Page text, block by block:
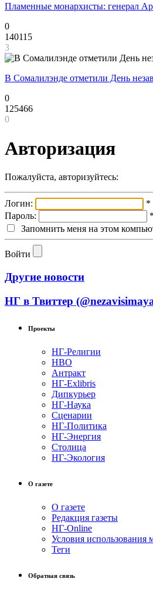
Пламенные монархисты: генерал
0
140115
3
В Сомалилэнде отметили День
0
125466
0
Авторизация
Пожалуйста, авторизуйтесь:
Логин:
*
Пароль:
*
Запомнить меня на этом
Войти
Другие новости
НГ в Твиттер
Проекты
НГ-Религии
НВО
Антракт
НГ-Exlibris
Дипкурьер
НГ-Наука
Сценарии
НГ-Политика
НГ-Энергия
Столица
НГ-Экология
О газете
О газете
Редакция газеты
НГ-Online
Условия использования
Теги
Обратная связь